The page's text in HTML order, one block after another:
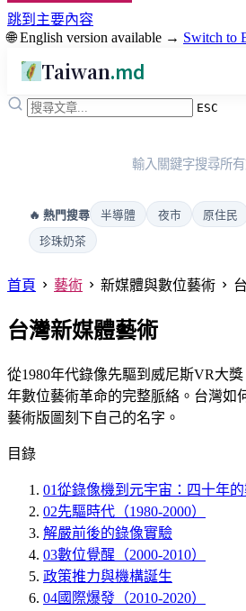
跳到主要內容
🌐 English version available → Switch to
Taiwan.md
ESC
輸入關鍵字搜尋所
🔥 熱門搜尋 半導體 夜市 原住民
珍珠奶茶
首頁 藝術 新媒體與數位藝術
台灣新媒體藝術
從1980年代錄像先驅到威尼斯VR大
年數位藝術革命的完整脈絡。台灣如
藝術版圖刻下自己的名字。
目錄
01從錄像機到元宇宙：四十年
02先驅時代（1980-2000）
解嚴前後的錄像實驗
03數位覺醒（2000-2010）
政策推力與機構誕生
04國際爆發（2010-2020）